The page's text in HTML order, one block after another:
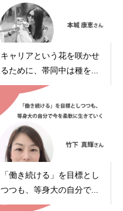
キャリアという花を咲かせ
るために、帯同中は種を...
「働き続ける」を目標とし
つつも、等身大の自分で...